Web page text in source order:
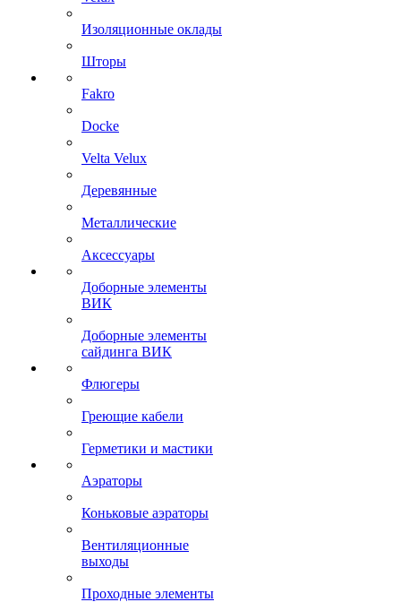
Изоляционные оклады
Шторы
Fakro
Docke
Velta Velux
Деревянные
Металлические
Аксессуары
Доборные элементы
ВИК
Доборные элементы
сайдинга ВИК
Флюгеры
Греющие кабели
Герметики и мастики
Аэраторы
Коньковые аэраторы
Вентиляционные
выходы
Проходные элементы